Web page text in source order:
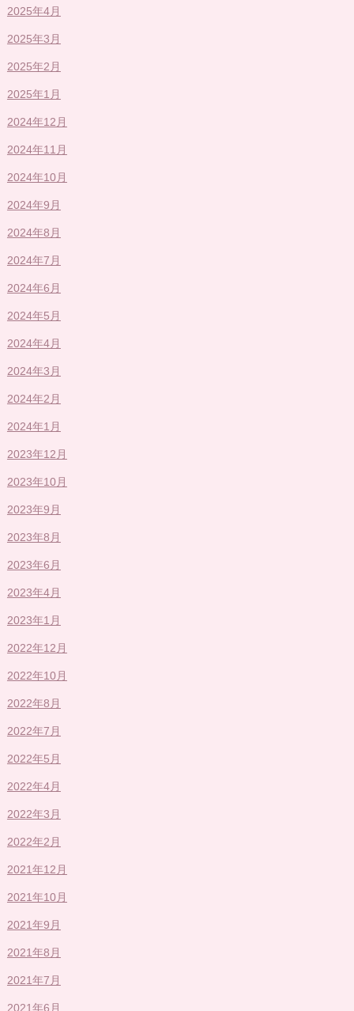
2025年4月
2025年3月
2025年2月
2025年1月
2024年12月
2024年11月
2024年10月
2024年9月
2024年8月
2024年7月
2024年6月
2024年5月
2024年4月
2024年3月
2024年2月
2024年1月
2023年12月
2023年10月
2023年9月
2023年8月
2023年6月
2023年4月
2023年1月
2022年12月
2022年10月
2022年8月
2022年7月
2022年5月
2022年4月
2022年3月
2022年2月
2021年12月
2021年10月
2021年9月
2021年8月
2021年7月
2021年6月